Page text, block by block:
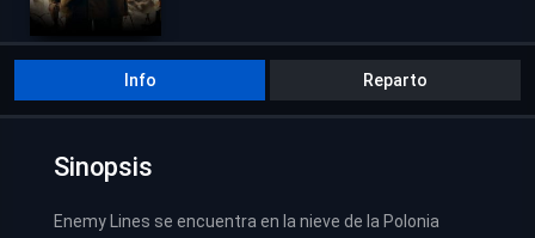
Info Reparto
Sinopsis
Enemy Lines se encuentra en la nieve de la Polonia